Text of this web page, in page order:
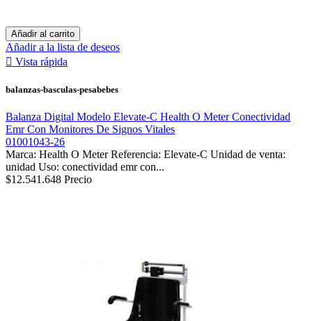
Añadir al carrito
Añadir a la lista de deseos
 Vista rápida
balanzas-basculas-pesabebes
Balanza Digital Modelo Elevate-C Health O Meter Conectividad
Emr Con Monitores De Signos Vitales
01001043-26
Marca: Health O Meter Referencia: Elevate-C Unidad de venta:
unidad Uso: conectividad emr con...
$12.541.648 Precio